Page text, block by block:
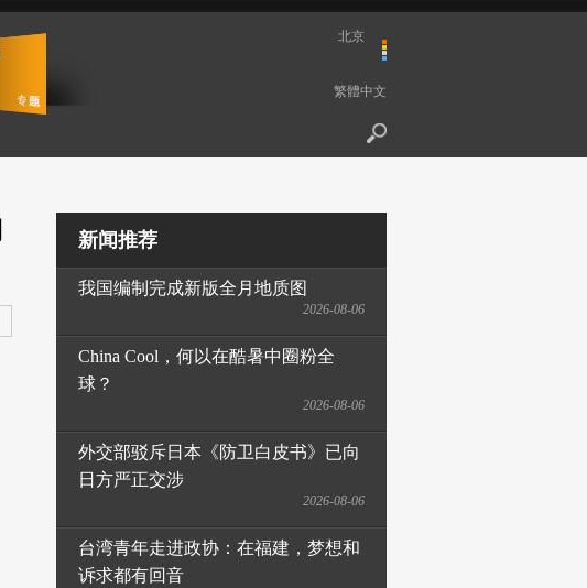
北京
繁體中文
新闻推荐
我国编制完成新版全月地质图
2026-08-06
China Cool，何以在酷暑中圈粉全
球？
2026-08-06
外交部驳斥日本《防卫白皮书》已向
日方严正交涉
2026-08-06
台湾青年走进政协：在福建，梦想和
诉求都有回音